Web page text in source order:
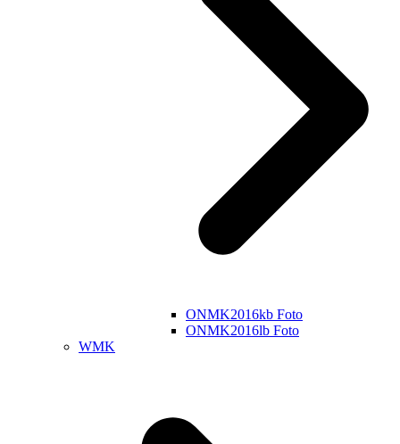
ONMK2016kb Foto
ONMK2016lb Foto
WMK